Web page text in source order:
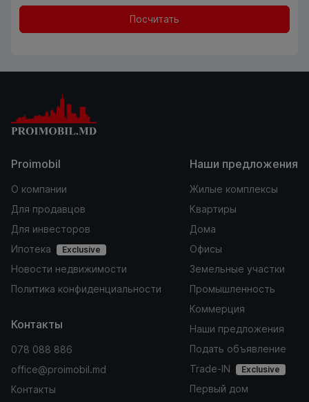
Посчитать
Proimobil
О компании
Для продавцов
Для инвесторов
Ипотека
Exclusive
Новости недвижимости
Политика конфиденциальности
Наши предложения
Жилые комплексы
Квартиры
Дома
Офисы
Земельные участки
Промышленность
Коммерция
Наши предложения
Подать объявление
Trade-IN
Exclusive
Первый дом
Контакты
078 088 886
office@proimobil.md
Контакты